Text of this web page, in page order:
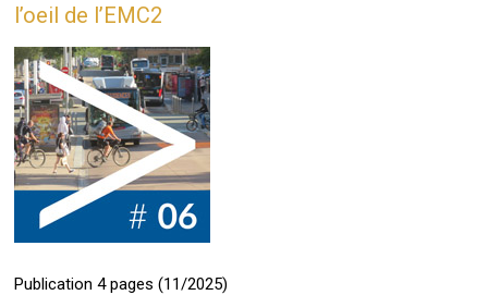
l’oeil de l’EMC2
Publication 4 pages (11/2025)